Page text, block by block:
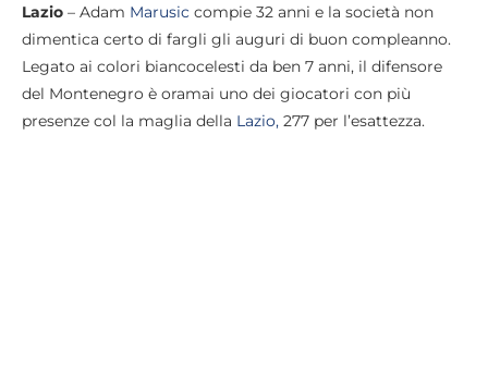
Lazio – Adam Marusic compie 32 anni e la società non
dimentica certo di fargli gli auguri di buon compleanno.
Legato ai colori biancocelesti da ben 7 anni, il difensore
del Montenegro è oramai uno dei giocatori con più
presenze col la maglia della Lazio, 277 per l’esattezza.